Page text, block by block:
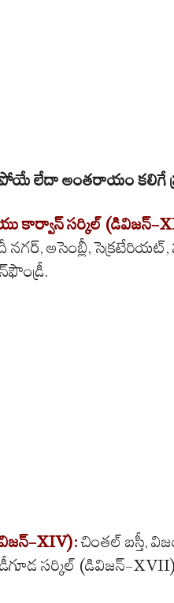
లేదా అంతరాయం కలిగే
కార్వాన్ సర్కిల్ (డివిజన్-
అసెంబ్లీ, సెక్రటేరియట్,
XIV): చింతల్ బస్తీ,
సర్కిల్ (డివిజన్-